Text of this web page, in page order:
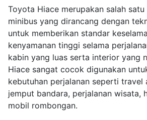
Toyota Hiace merupakan salah satu
minibus yang dirancang dengan
untuk memberikan standar
kenyamanan tinggi selama
kabin yang luas serta interior yang
Hiace sangat cocok digunakan
kebutuhan perjalanan seperti travel
jemput bandara, perjalanan wisata,
mobil rombongan.